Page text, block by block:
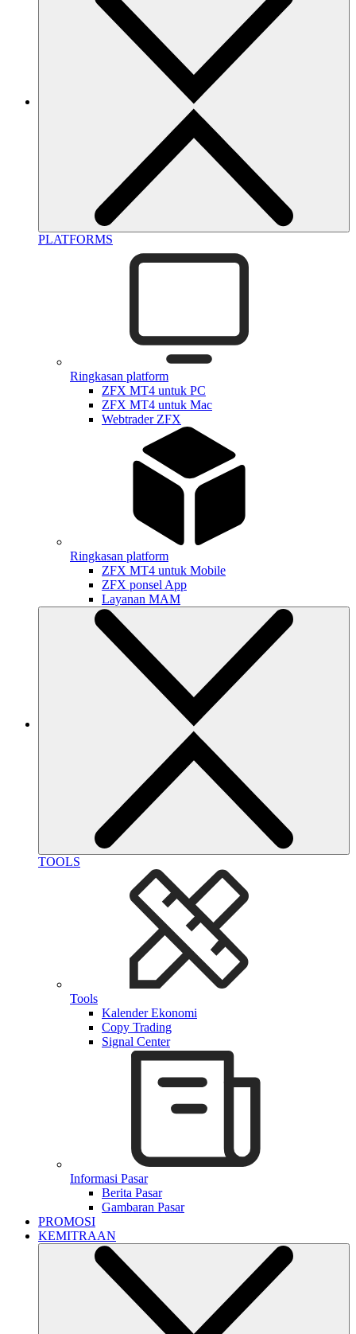
PLATFORMS
Ringkasan platform
ZFX MT4 untuk PC
ZFX MT4 untuk Mac
Webtrader ZFX
Ringkasan platform
ZFX MT4 untuk Mobile
ZFX ponsel App
Layanan MAM
TOOLS
Tools
Kalender Ekonomi
Copy Trading
Signal Center
Informasi Pasar
Berita Pasar
Gambaran Pasar
PROMOSI
KEMITRAAN